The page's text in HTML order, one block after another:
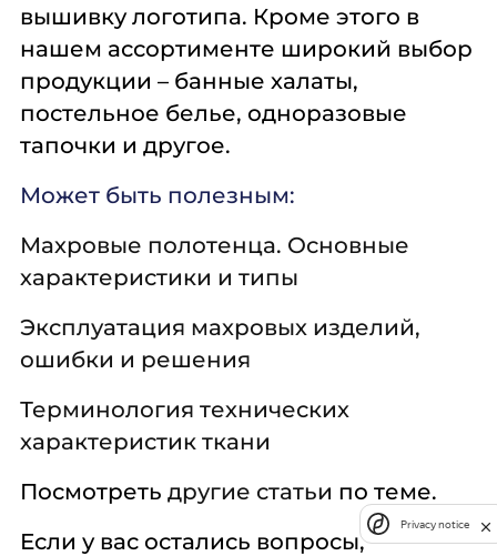
вышивку логотипа. Кроме этого в
нашем ассортименте широкий выбор
продукции – банные халаты,
постельное белье, одноразовые
тапочки и другое.
Может быть полезным:
Махровые полотенца. Основные
характеристики и типы
Эксплуатация махровых изделий,
ошибки и решения
Терминология технических
характеристик ткани
Посмотретьдругие статьи по теме.
Если у вас остались вопросы,
Privacy notice